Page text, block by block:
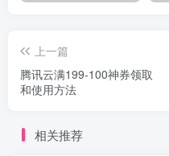
上一篇
腾讯云满199-100神券领取
和使用方法
相关推荐